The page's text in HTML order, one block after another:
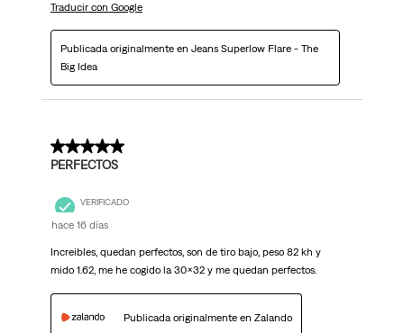
Traducir con Google
Publicada originalmente en Jeans Superlow Flare - The
Big Idea
5 de 5 estrellas.
PERFECTOS
VERIFICADO
hace 16 días
Increibles, quedan perfectos, son de tiro bajo, peso 82 kh y
mido 1.62, me he cogido la 30x32 y me quedan perfectos.
Publicada originalmente en Zalando